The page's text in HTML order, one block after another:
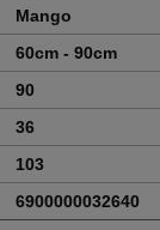
Mango
60cm - 90cm
90
36
103
6900000032640